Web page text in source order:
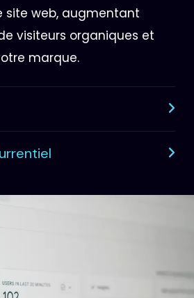
site web, augmentant
visiteurs organiques et
marque.